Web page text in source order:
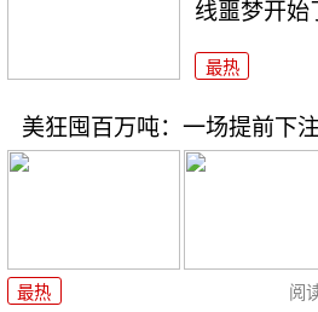
线噩梦开始
最热
美狂囤百万吨：一场提前下
最热 阅